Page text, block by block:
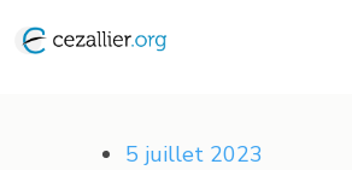
au
5 juillet 2023